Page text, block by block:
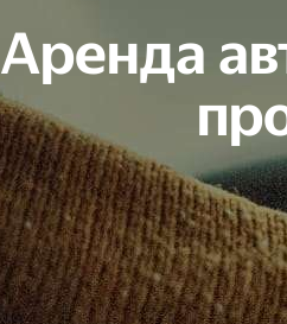
Аренда